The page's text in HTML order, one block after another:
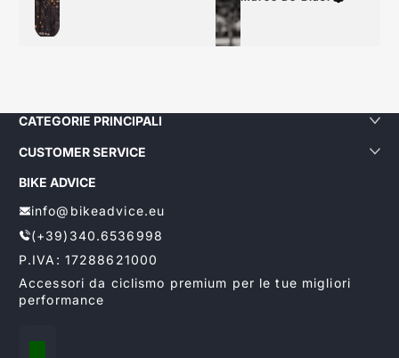
Marco De Blasi
CATEGORIE PRINCIPALI
CUSTOMER SERVICE
BIKE ADVICE
info@bikeadvice.eu
(+39)340.6536998
P.IVA: 17288621000
Accessori da ciclismo premium per le tue migliori
performance